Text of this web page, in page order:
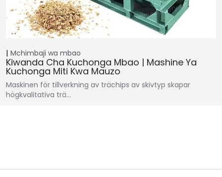
Mchimbaji wa mbao
Kiwanda Cha Kuchonga Mbao | Mashine Ya
Kuchonga Miti Kwa Mauzo
Maskinen för tillverkning av trächips av skivtyp skapar
högkvalitativa trä…